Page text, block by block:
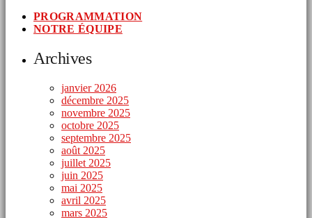
PROGRAMMATION
NOTRE ÉQUIPE
Archives
janvier 2026
décembre 2025
novembre 2025
octobre 2025
septembre 2025
août 2025
juillet 2025
juin 2025
mai 2025
avril 2025
mars 2025